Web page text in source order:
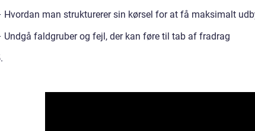
Hvordan man strukturerer sin kørsel for at få maksimalt
Undgå faldgruber og fejl, der kan føre til tab af fradrag